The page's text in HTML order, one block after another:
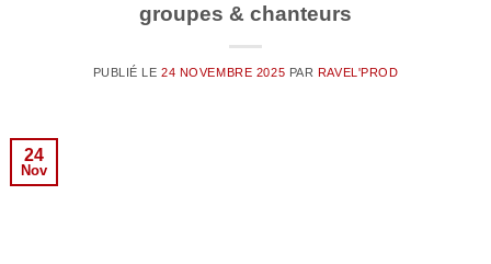
groupes & chanteurs
PUBLIÉ LE24 NOVEMBRE 2025 PAR RAVEL'PROD
24
Nov